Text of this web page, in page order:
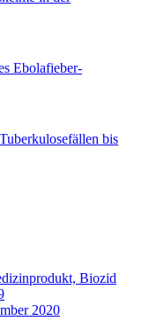
Ebolafieber-
bis
Biozid
2020